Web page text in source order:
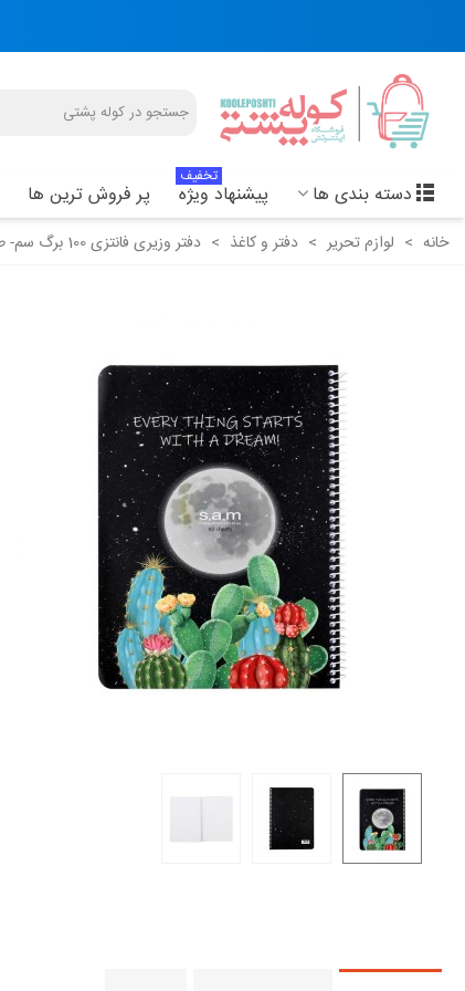
دسته بندی ها پیشنهاد ویژه
تخفیف
پر فروش ترین ها
خانه > لوازم تحریر > دفتر و کاغذ > دفتر وزیری فانتزی 100 برگ سم- طرح ماه و کاکتوس